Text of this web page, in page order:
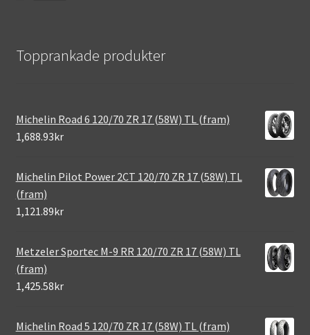
Topprankade produkter
Michelin Road 6 120/70 ZR 17 (58W) TL (fram)
1,688.93kr
Michelin Pilot Power 2CT 120/70 ZR 17 (58W) TL
(fram)
1,121.89kr
Metzeler Sportec M-9 RR 120/70 ZR 17 (58W) TL
(fram)
1,425.58kr
Michelin Road 5 120/70 ZR 17 (58W) TL (fram)